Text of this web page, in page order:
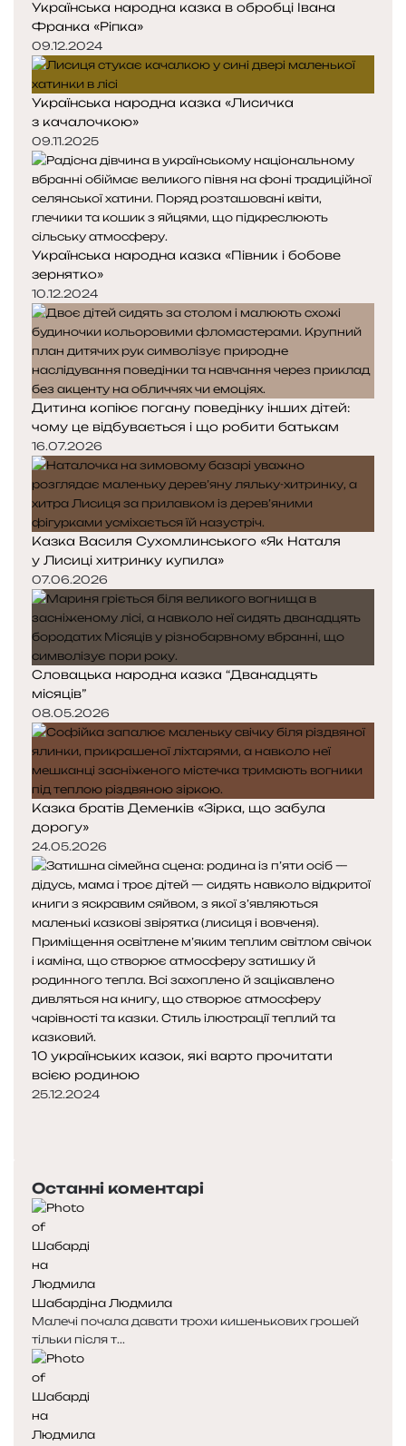
Українська народна казка в обробці Івана
Франка «Ріпка»
09.12.2024
Українська народна казка «Лисичка
з качалочкою»
09.11.2025
Українська народна казка «Півник і бобове
зернятко»
10.12.2024
Дитина копіює погану поведінку інших дітей:
чому це відбувається і що робити батькам
16.07.2026
Казка Василя Сухомлинського «Як Наталя
у Лисиці хитринку купила»
07.06.2026
Словацька народна казка “Дванадцять
місяців”
08.05.2026
Казка братів Деменків «Зірка, що забула
дорогу»
24.05.2026
10 українських казок, які варто прочитати
всією родиною
25.12.2024
р
е
д
н
я
с
т
о
р
і
н
к
а
т
у
п
н
а
с
т
о
р
і
н
к
а
Останні коментарі
Шабардіна Людмила
Малечі почала давати трохи кишенькових грошей
тільки після т...